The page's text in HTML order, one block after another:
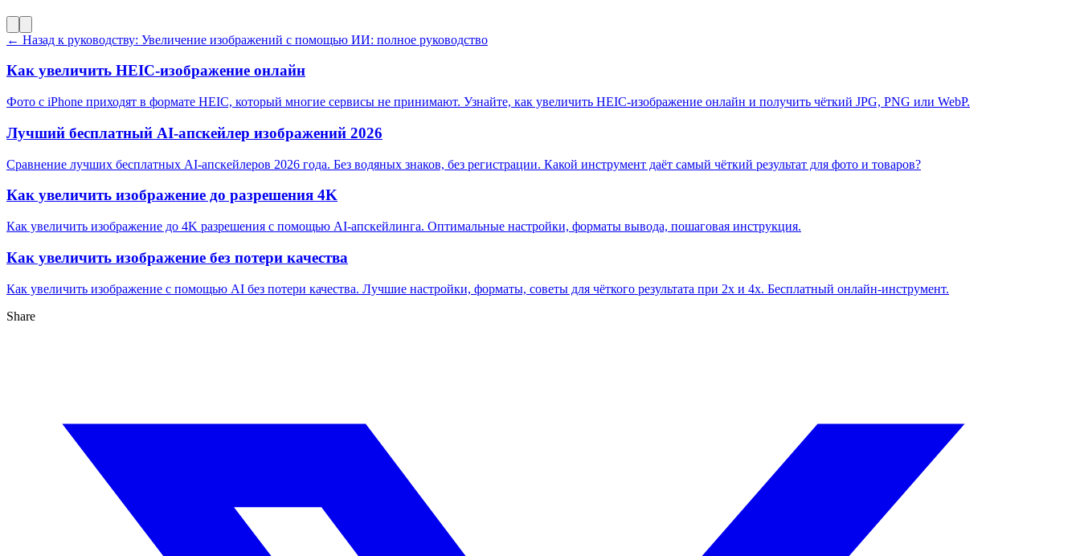
← Назад к руководству: Увеличение изображений с помощью ИИ: полное руководство
Как увеличить HEIC-изображение онлайн
Фото с iPhone приходят в формате HEIC, который многие сервисы не принимают. Узнайте, как увеличить HEIC-изображение онлайн и получить чёткий JPG, PNG или WebP.
Лучший бесплатный AI-апскейлер изображений 2026
Сравнение лучших бесплатных AI-апскейлеров 2026 года. Без водяных знаков, без регистрации. Какой инструмент даёт самый чёткий результат для фото и товаров?
Как увеличить изображение до разрешения 4K
Как увеличить изображение до 4K разрешения с помощью AI-апскейлинга. Оптимальные настройки, форматы вывода, пошаговая инструкция.
Как увеличить изображение без потери качества
Как увеличить изображение с помощью AI без потери качества. Лучшие настройки, форматы, советы для чёткого результата при 2x и 4x. Бесплатный онлайн-инструмент.
Share